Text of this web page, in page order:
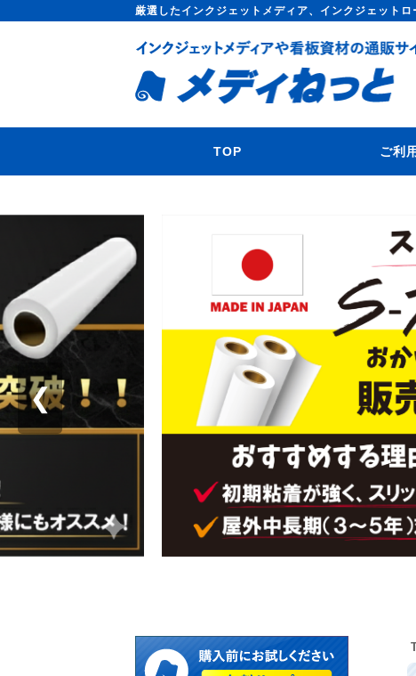
厳選したインクジェットメディア、インクジェット
TOP ご利
❮